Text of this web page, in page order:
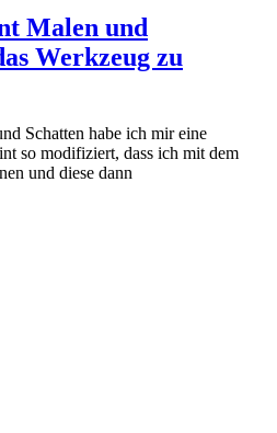
Malen und
Werkzeug zu
Schatten habe ich mir eine
so modifiziert, dass ich mit dem
und diese dann